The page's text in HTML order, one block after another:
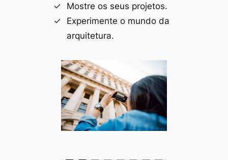
Mostre os seus projetos.
Experimente o mundo da
arquitetura.